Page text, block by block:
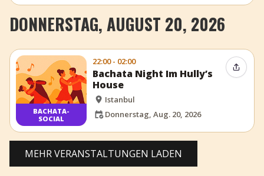
DONNERSTAG, AUGUST 20, 2026
BACHATA-
SOCIAL
22:00 - 02:00
Bachata Night Im Hully’s
House
Istanbul
Donnerstag, Aug. 20, 2026
Event
MEHR VERANSTALTUNGEN LADEN